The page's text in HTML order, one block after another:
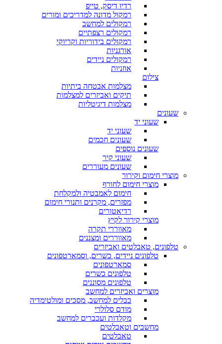
רדיו דיסק, טייפ
רמקול מדונה למדריכים ומורים
רמקולים למחשב
רמקולים רצפתיים
רמקולים בידוריות וקריוקי
אורגניות
רמקולים ניידים
אוזניות
צילום
מצלמות אבטחה ביתיות
תיקים ואביזרים למצלמות
מצלמות דיגיטליות
שעונים
שעוני יד
שעוני יד
שעונים חכמים
שעונים נוספים
שעוני קיר
שעונים מעוררים
מוצרי חימום וקירור
מוצרי חימום לחורף
חימום לאמבטיה ולמקלחת
מפזרים, מקרנים ותנורי חימום
רדיאטורים
מוצרי קירור לקיץ
מאווררי תקרה
מאווררים ומצננים
טלפונים, טאבלטים ואביזרים
טלפונים ניידים, כשרים, וסמארטפונים
סמארטפונים
טלפונים כשרים
טלפונים מסוננים
מוצרים ואביזרים למחשב
כבלים למחשב, מסכים ומולטימדיה
מודם סלולרי
מקלדות ועכברים למחשב
מחשבים וטאבלטים
טאבלטים